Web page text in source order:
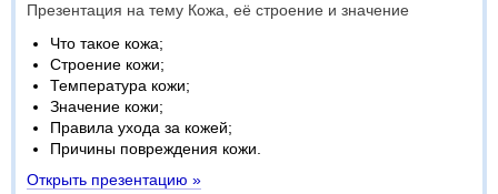
Презентация на тему Кожа, её строение и значение
Что такое кожа;
Строение кожи;
Температура кожи;
Значение кожи;
Правила ухода за кожей;
Причины повреждения кожи.
Открыть презентацию »